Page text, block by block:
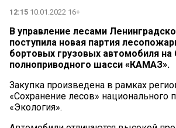
12:15 10.01.2022 16+
В управление лесами
поступила новая партия
бортовых грузовых автомобиля на
полноприводного шасси «КАМАЗ».
Закупка произведена в рамках
«Сохранение лесов» национального
«Экология».